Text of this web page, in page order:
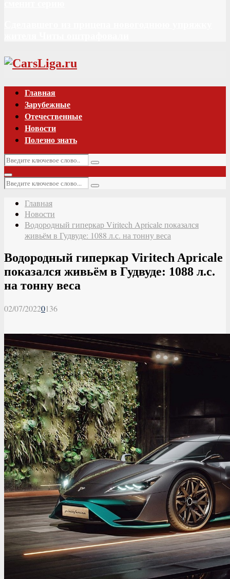
Vk
Главная
Зарубежные
Отечественные
Новости
Полезно знать
Искать:
Поиск
Основное
меню
Искать:
Поиск
Главная
Новости
Водородный гиперкар Viritech Apricale показался
живьём в Гудвуде: 1088 л.с. на тонну веса
Водородный гиперкар Viritech Apricale
показался живьём в Гудвуде: 1088 л.с.
на тонну веса
02/07/20220136